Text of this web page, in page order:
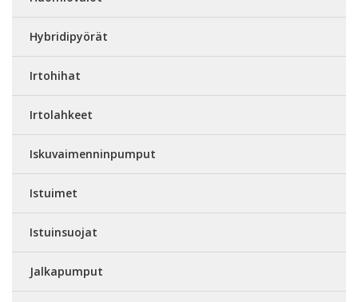
Hybridipyörät
Irtohihat
Irtolahkeet
Iskuvaimenninpumput
Istuimet
Istuinsuojat
Jalkapumput